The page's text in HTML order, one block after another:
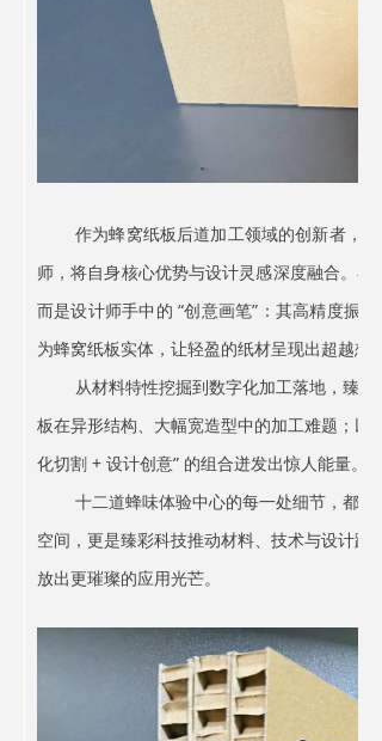
作为蜂窝纸板后道加工领域的创新者，
师，将自身核心优势与设计灵感深度融合。
而是设计师手中的 “创意画笔”：其高精度振
为蜂窝纸板实体，让轻盈的纸材呈现出超越想
从材料特性挖掘到数字化加工落地，臻
板在异形结构、大幅宽造型中的加工难题；以
化切割 + 设计创意” 的组合迸发出惊人能量。​
十二道蜂味体验中心的每一处细节，都
空间，更是臻彩科技推动材料、技术与设计跨
放出更璀璨的应用光芒。